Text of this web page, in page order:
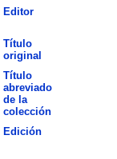
Editor
Título
original
Título
abreviado
de la
colección
Edición